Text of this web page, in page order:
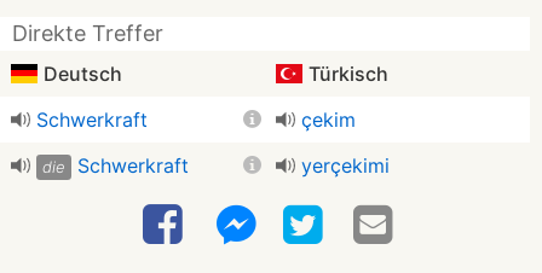
Direkte Treffer
Deutsch
Türkisch
Schwerkraft
çekim
die Schwerkraft yerçekimi